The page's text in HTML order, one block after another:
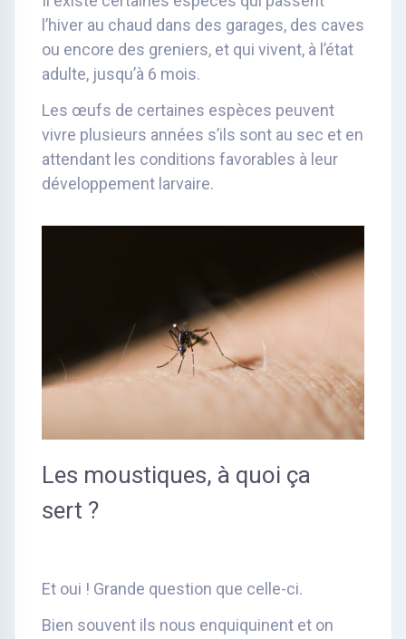
l’hiver au chaud dans des garages, des caves
ou encore des greniers, et qui vivent, à l’état
adulte, jusqu’à 6 mois.
Les œufs de certaines espèces peuvent
vivre plusieurs années s’ils sont au sec et en
attendant les conditions favorables à leur
développement larvaire.
Les moustiques, à quoi ça
sert ?
Et oui ! Grande question que celle-ci.
Bien souvent ils nous enquiquinent et on